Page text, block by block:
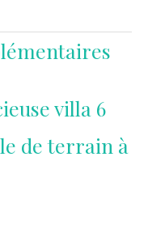
villa 6
de terrain à